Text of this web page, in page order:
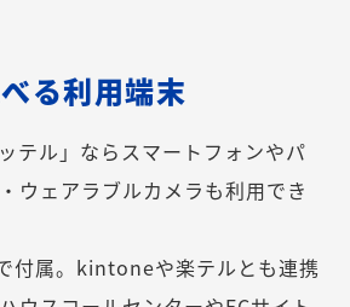
る利用端末
テル」ならスマートフォンやパ
ウェアラブルカメラも利用でき
付属。kintoneや楽テルとも連携